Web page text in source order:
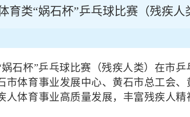
育类“娲石杯”乒乓球比赛（残疾人
石杯”乒乓球比赛（残疾人类）在市
体育事业发展中心、黄石市总工会
体育事业高质量发展，丰富残疾人